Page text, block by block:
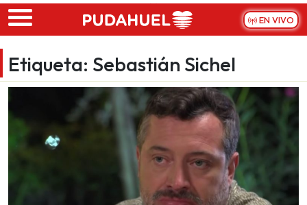
Skip to main content
EN VIVO
Etiqueta: Sebastián Sichel